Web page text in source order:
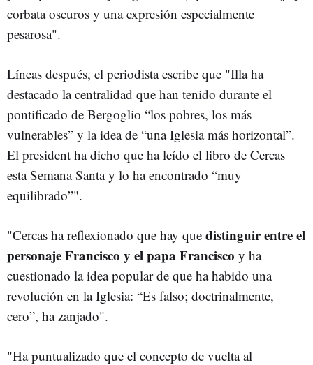
corbata oscuros y una expresión especialmente
pesarosa".
Líneas después, el periodista escribe que "Illa ha
destacado la centralidad que han tenido durante el
pontificado de Bergoglio “los pobres, los más
vulnerables” y la idea de “una Iglesia más horizontal”.
El president ha dicho que ha leído el libro de Cercas
esta Semana Santa y lo ha encontrado “muy
equilibrado”".
"Cercas ha reflexionado que hay que distinguir entre el
personaje Francisco y el papa Francisco y ha
cuestionado la idea popular de que ha habido una
revolución en la Iglesia: “Es falso; doctrinalmente,
cero”, ha zanjado".
"Ha puntualizado que el concepto de vuelta al